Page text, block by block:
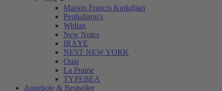
Maison Francis Kurkdjian
Penhaligon's
Widian
New Notes
IRÄYE
NEST NEW YORK
Ouai
La Prairie
TYPEBEA
Angebote & Bestseller